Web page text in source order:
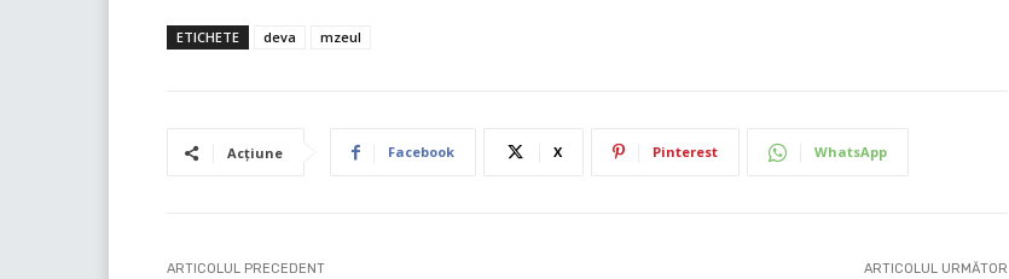
ETICHETE deva mzeul
Acțiune Facebook X Pinterest WhatsApp
ARTICOLUL PRECEDENT ARTICOLUL URMĂTOR